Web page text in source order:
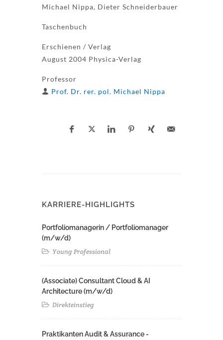
Michael Nippa, Dieter Schneiderbauer
Taschenbuch
Erschienen / Verlag
August 2004 Physica-Verlag
Professor
Prof. Dr. rer. pol. Michael Nippa
KARRIERE-HIGHLIGHTS
Portfoliomanagerin / Portfoliomanager
(m/w/d)
Young Professional
(Associate) Consultant Cloud & AI
Architecture (m/w/d)​ ​
Direkteinstieg
Praktikanten Audit & Assurance -